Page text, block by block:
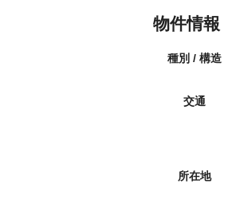
物件情報
種別 / 構造
交通
所在地